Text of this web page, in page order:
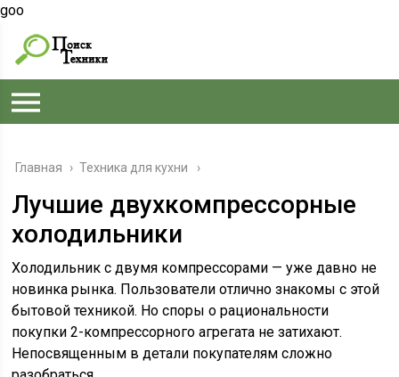
goo
Главная › Техника для кухни
Лучшие двухкомпрессорные
холодильники
Холодильник с двумя компрессорами — уже давно не
новинка рынка. Пользователи отлично знакомы с этой
бытовой техникой. Но споры о рациональности
покупки 2-компрессорного агрегата не затихают.
Непосвященным в детали покупателям сложно